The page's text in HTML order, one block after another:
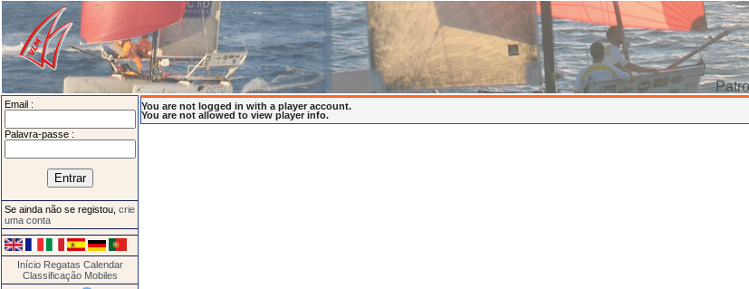
Email :
Palavra-passe :
Se ainda não se registou, crie
uma conta
Início Regatas Calendar
Classificação Mobiles
You are not logged in with a player account.
You are not allowed to view player info.